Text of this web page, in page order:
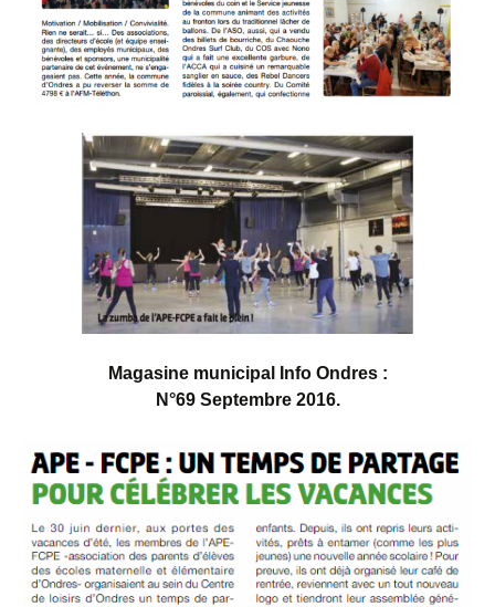
Magasine municipal Info Ondres :
N°69 Septembre 2016.